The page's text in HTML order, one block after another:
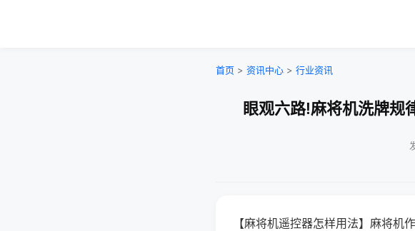
首页 > 资讯中心 > 行业资讯
眼观六路!麻将机洗牌规
【麻将机遥控器怎样用法】麻将